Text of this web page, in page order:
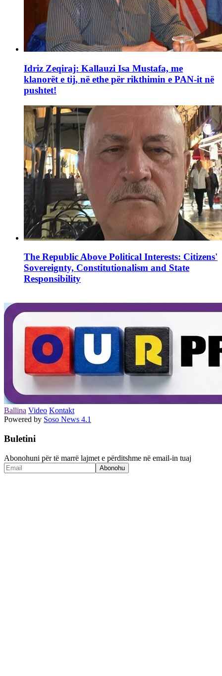
Idriz Zeqiraj: Kallauzi Isa Mustafa, me
klanorët e tij, në ethe për rikthimin e PAN-it në
pushtet!
The Republic Above Political Interests: Citizens'
Sovereignty, Constitutionalism and State
Responsibility
Ballina Video Kontakt
Powered by Soso News 4.1
Buletini
Abonohuni për të marrë lajmet e përditshme në email-in tuaj
Abonohu